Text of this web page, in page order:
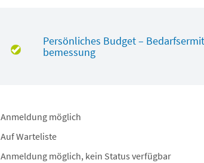
Persönliches Budget –
bemessung
Anmeldung möglich
Auf Warteliste
Anmeldung möglich, kein Status verfügbar